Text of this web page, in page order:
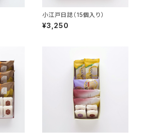
小江戸日誌（15個入り）
¥3,250